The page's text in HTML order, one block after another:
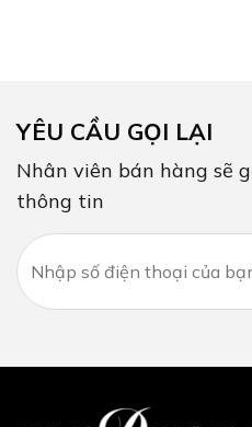
YÊU CẦU GỌI LẠI
Nhân viên bán hàng sẽ
thông tin